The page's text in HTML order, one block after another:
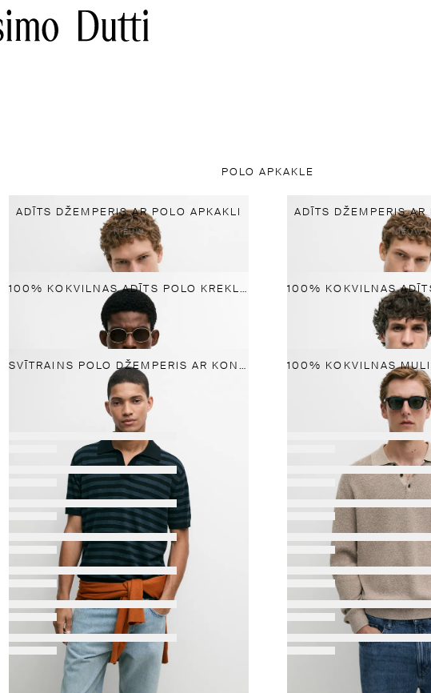
POLO APKAKLE
ADĪTS DŽEMPERIS AR POLO APKAKLI
NIEUW
ADĪTS DŽEMPERIS AR
NIEUW
100% KOKVILNAS ADĪTS POLO KREKLS AR V-VEIDA KAKLA IZGRIEZUMU
SVĪTRAINS POLO DŽEMPERIS AR KONTRASTĒJOŠĀM DETAĻĀM